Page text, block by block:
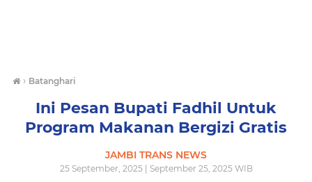
› Batanghari
Ini Pesan Bupati Fadhil Untuk
Program Makanan Bergizi Gratis
JAMBI TRANS NEWS
25 September, 2025 | September 25, 2025 WIB